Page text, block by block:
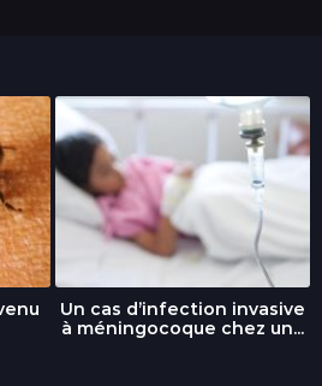
Un cas d’infection invasive
à méningocoque chez un...